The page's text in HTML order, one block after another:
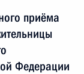
приёма
Федерации